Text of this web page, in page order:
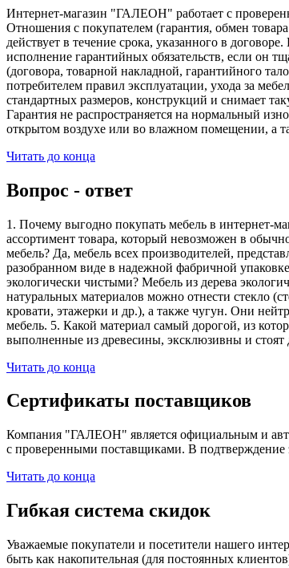
Интернет-магазин "ГАЛЕОН" работает с
Отношения с покупателем (гарантия, обмен
действует в течение срока, указанного в
исполнение гарантийных обязательств, если он
(договора, товарной накладной, гарантийного
потребителем правил эксплуатации, ухода за
стандартных размеров, конструкций и снимает
Гарантия не распространяется на нормальный
открытом воздухе или во влажном помещении, а
Читать до конца
Вопрос - ответ
1. Почему выгодно покупать мебель в интернет-
ассортимент товара, который невозможен в
мебель? Да, мебель всех производителей,
разобранном виде в надежной фабричной
экологически чистыми? Мебель из дерева
натуральных материалов можно отнести стекло
кровати, этажерки и др.), а также чугун. Они
мебель. 5. Какой материал самый дорогой, из
выполненные из древесины, эксклюзивны и стоят
Читать до конца
Сертификаты поставщиков
Компания "ГАЛЕОН" является официальным и
с проверенными поставщиками. В подтверждение
Читать до конца
Гибкая система скидок
Уважаемые покупатели и посетители нашего
быть как накопительная (для постоянных